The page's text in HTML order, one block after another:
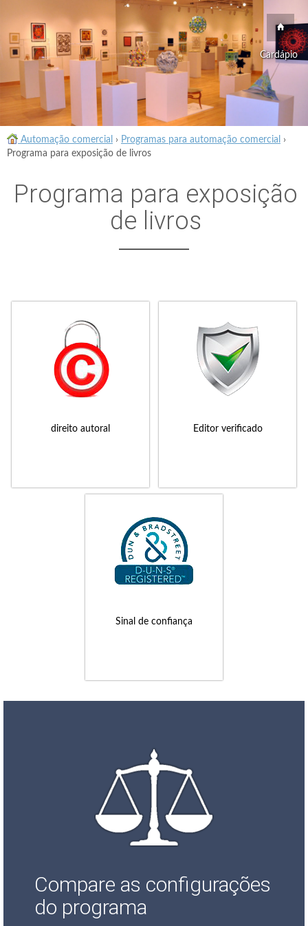
Cardápio
Automação comercial › Programas para automação comercial
›
Programa para exposição de livros
Programa para exposição
de livros
direito autoral Editor verificado
Sinal de confiança
Compare as configurações
do programa